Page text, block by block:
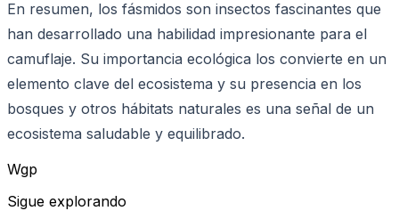
En resumen, los fásmidos son insectos fascinantes que
han desarrollado una habilidad impresionante para el
camuflaje. Su importancia ecológica los convierte en un
elemento clave del ecosistema y su presencia en los
bosques y otros hábitats naturales es una señal de un
ecosistema saludable y equilibrado.
Wgp
Sigue explorando